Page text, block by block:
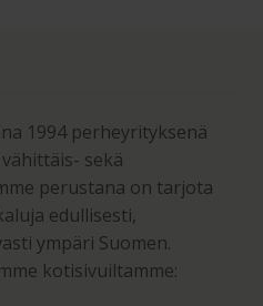
1994 perheyrityksenä
sekä
perustana on tarjota
edullisesti,
ympäri Suomen.
kotisivuiltamme: